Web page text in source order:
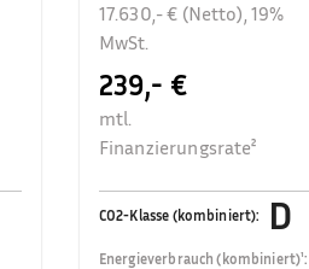
17.630,- € (Netto), 19%
MwSt.
239,- €
mtl.
Finanzierungsrate²
CO2-Klasse (kombiniert): D
Energieverbrauch (kombiniert)¹: